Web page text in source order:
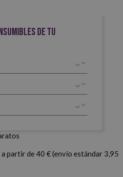
DE TU
a partir de 40 € (envío estándar 3,95